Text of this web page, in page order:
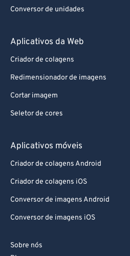
Conversor de unidades
Aplicativos da Web
Criador de colagens
Redimensionador de imagens
Cortar imagem
Seletor de cores
Aplicativos móveis
Criador de colagens Android
Criador de colagens iOS
Conversor de imagens Android
Conversor de imagens iOS
Sobre nós